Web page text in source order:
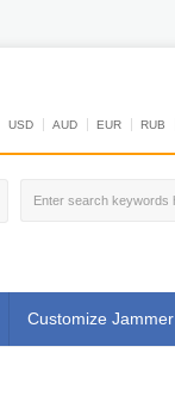
USD AUD EUR RUB
Customize Jammer